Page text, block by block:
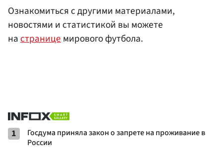
Ознакомиться с другими материалами,
новостями и статистикой вы можете
настраницемирового футбола.
1
Госдума приняла закон о запрете на проживание в
России